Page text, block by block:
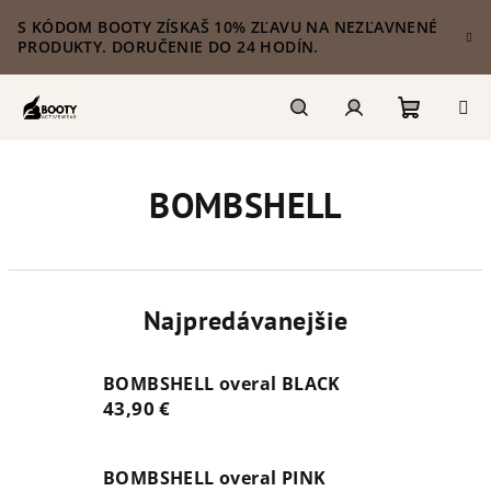
na
obsah
S KÓDOM BOOTY ZÍSKAŠ 10% ZĽAVU NA NEZĽAVNENÉ
PRODUKTY. DORUČENIE DO 24 HODÍN.
BOMBSHELL
Najpredávanejšie
BOMBSHELL overal BLACK
43,90 €
BOMBSHELL overal PINK